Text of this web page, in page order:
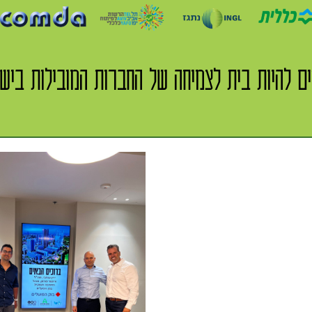
להיות בית לצמיחה של החברות המובילות